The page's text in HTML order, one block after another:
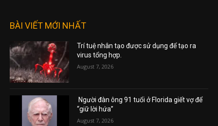
BÀI VIẾT MỚI NHẤT
Trí tuệ nhân tạo được sử dụng để tạo ra
virus tổng hợp.
August 7, 2026
Người đàn ông 91 tuổi ở Florida giết vợ để
“giữ lời hứa”
August 7, 2026